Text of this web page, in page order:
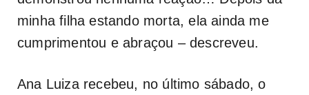
minha filha estando morta, ela ainda me
cumprimentou e abraçou – descreveu.
Ana Luiza recebeu, no último sábado, o